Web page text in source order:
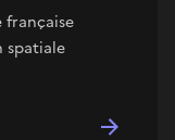
française
spatiale